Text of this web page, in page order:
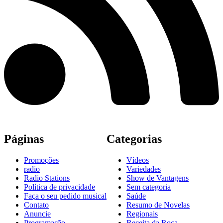
Páginas
Promoções
radio
Radio Stations
Política de privacidade
Faça o seu pedido musical
Contato
Anuncie
Categorias
Vídeos
Variedades
Show de Vantagens
Sem categoria
Saúde
Resumo de Novelas
Regionais